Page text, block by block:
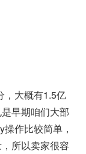
，大概有1.5亿
早期咱们大部
作比较简单，
所以卖家很容